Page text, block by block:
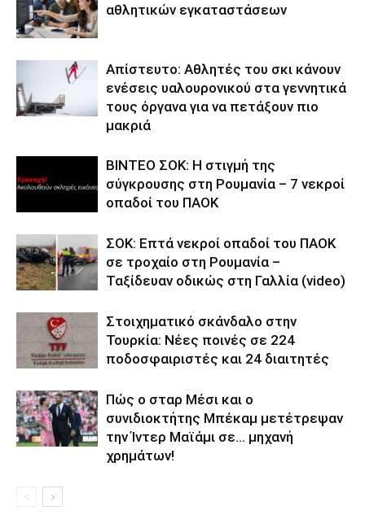
αθλητικών εγκαταστάσεων
Απίστευτο: Αθλητές του σκι κάνουν
ενέσεις υαλουρονικού στα γεννητικά
τους όργανα για να πετάξουν πιο
μακριά
ΒΙΝΤΕΟ ΣΟΚ: Η στιγμή της
σύγκρουσης στη Ρουμανία – 7 νεκροί
οπαδοί του ΠΑΟΚ
ΣΟΚ: Επτά νεκροί οπαδοί του ΠΑΟΚ
σε τροχαίο στη Ρουμανία –
Ταξίδευαν οδικώς στη Γαλλία (video)
Στοιχηματικό σκάνδαλο στην
Τουρκία: Νέες ποινές σε 224
ποδοσφαιριστές και 24 διαιτητές
Πώς ο σταρ Μέσι και ο
συνιδιοκτήτης Μπέκαμ μετέτρεψαν
την Ίντερ Μαϊάμι σε… μηχανή
χρημάτων!